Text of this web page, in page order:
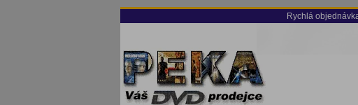
Rychlá